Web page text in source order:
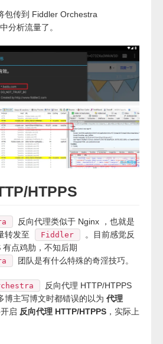
包传到 Fiddler Orchestra
分析流量了。
HTPPS
反向代理类似于 Nginx ，也就是
转发至
Fiddler
。目前感觉反
点鸡肋，不知后期
团队是有什么特殊的奇淫技巧。
反向代理 HTTP/HTPPS
博主写博文时都错误的以为 代理
启 反向代理 HTTP/HTPPS ，实际上